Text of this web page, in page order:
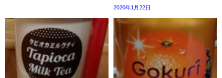
2020年1月22日